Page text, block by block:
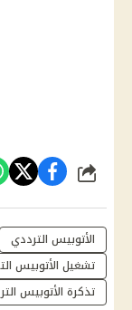
شارك
الأتوبيس الترددي
تشغيل الأتوبيس
تذكرة الأتوبيس